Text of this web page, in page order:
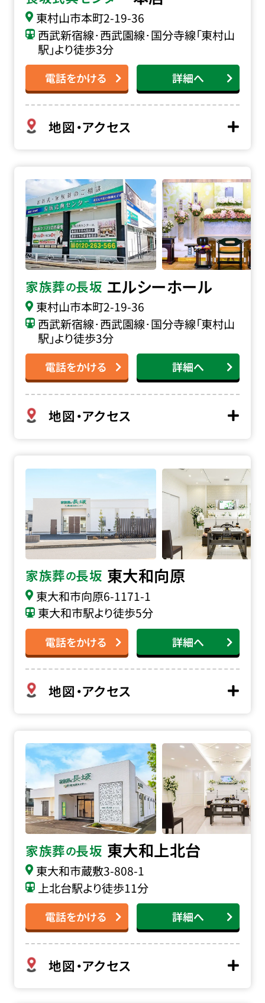
東村山市本町2-19-36
西武新宿線･西武園線･国分寺線「東村山
駅」より徒歩3分
電話をかける 詳細へ
地図・アクセス
家族葬の長坂 エルシーホール
東村山市本町2-19-36
西武新宿線･西武園線･国分寺線「東村山
駅」より徒歩3分
電話をかける 詳細へ
地図・アクセス
家族葬の長坂 エルシーホールの詳細へ
家族葬の長坂 東大和向原
東大和市向原6-1171-1
東大和市駅より徒歩5分
電話をかける 詳細へ
地図・アクセス
家族葬の長坂 東大和上北台
東大和市蔵敷3-808-1
上北台駅より徒歩11分
電話をかける 詳細へ
地図・アクセス